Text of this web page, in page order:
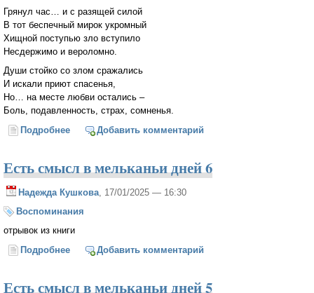
Грянул час… и с разящей силой
В тот беспечный мирок укромный
Хищной поступью зло вступило
Несдержимо и вероломно.
Души стойко со злом сражались
И искали приют спасенья,
Но… на месте любви остались –
Боль, подавленность, страх, сомненья.
Подробнее о Две души
Добавить комментарий
Есть смысл в мельканьи дней 6
Надежда Кушкова, 17/01/2025 — 16:30
Воспоминания
отрывок из книги
Подробнее о Есть смысл в мельканьи дней 6
Добавить комментарий
Есть смысл в мельканьи дней 5